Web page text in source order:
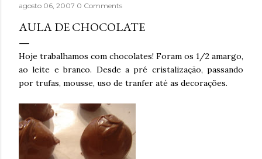
agosto 06, 2007 0 Comments
AULA DE CHOCOLATE
Hoje trabalhamos com chocolates! Foram os 1/2 amargo,
ao leite e branco. Desde a pré cristalização, passando
por trufas, mousse, uso de tranfer até as decorações.